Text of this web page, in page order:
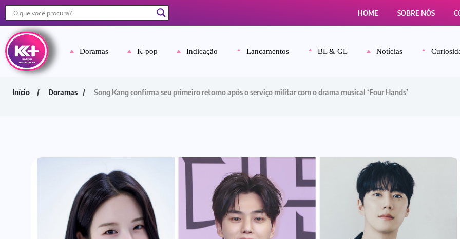
HOME SOBRE NÓS
Doramas K-pop Indicação Lançamentos BL & GL Notícias
Início Doramas Song Kang confirma seu primeiro retorno após o serviço militar com o drama musical ‘Four Hands’